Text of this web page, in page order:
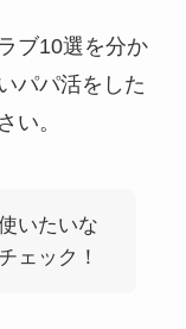
ブ10選を分か
パパ活をした
い。
いたいな
ェック！